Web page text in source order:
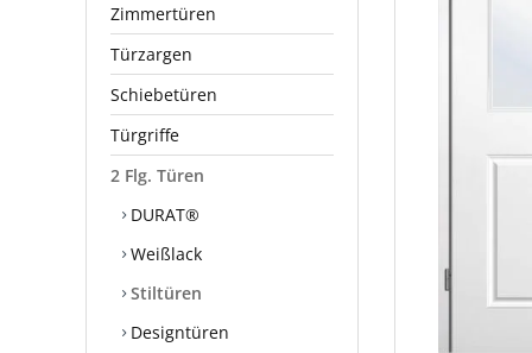
Zimmertüren
Türzargen
Schiebetüren
Türgriffe
2 Flg. Türen
DURAT®
Weißlack
Stiltüren
Designtüren